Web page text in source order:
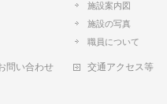
施設案内図
施設の写真
職員について
問い合わせ 交通アクセス等